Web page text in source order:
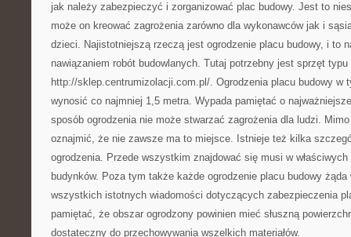
jak należy zabezpieczyć i zorganizować plac budowy. Jest to
może on kreować zagrożenia zarówno dla wykonawców jak i
dzieci. Najistotniejszą rzeczą jest ogrodzenie placu budowy, i to
nawiązaniem robót budowlanych. Tutaj potrzebny jest sprzęt
http://sklep.centrumizolacji.com.pl/. Ogrodzenia placu budowy w
wynosić co najmniej 1,5 metra. Wypada pamiętać o
sposób ogrodzenia nie może stwarzać zagrożenia dla ludzi.
oznajmić, że nie zawsze ma to miejsce. Istnieje też kilka
ogrodzenia. Przede wszystkim znajdować się musi w właściwych
budynków. Poza tym także każde ogrodzenie placu budowy
wszystkich istotnych wiadomości dotyczących zabezpieczenia
pamiętać, że obszar ogrodzony powinien mieć słuszną
dostateczny do przechowywania wszelkich materiałów.